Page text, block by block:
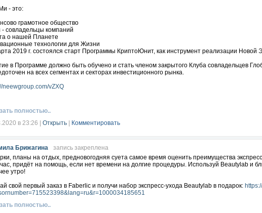
- это:
грамотное общество
совладельцы компаний
о нашей Планете
технологии для Жизни
2019 г. состоялся старт Программы КриптоЮнит, как инструмент реализации
в Программе должно быть обучено и стать членом закрытого Клуба совладельцев
на всех сегментах и секторах инвестиционного рынка.
neewgroup.com/vZXQ
полностью..
в 23:26
Открыть Комментировать
Брижагина
запись закреплена
планы на отдых, предновогодняя суета самое время оценить преимущества
придёт на помощь, если нет времени на долгие процедуры. Используй Beautylab и
утро!
свой первый заказ в Faberlic и получи набор экспресс-ухода Beautylab в подарок:
полностью..